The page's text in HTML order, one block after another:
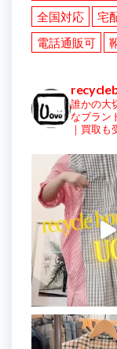
全国対応
宅
電話通販可
誰かの大
なブラン
｜買取も